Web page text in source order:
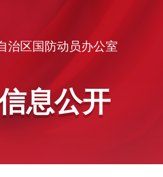
治区国防动员办公室
息公开